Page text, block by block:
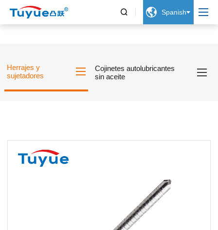
  Spanish
Herrajes y
sujetadores
Cojinetes autolubricantes
sin aceite